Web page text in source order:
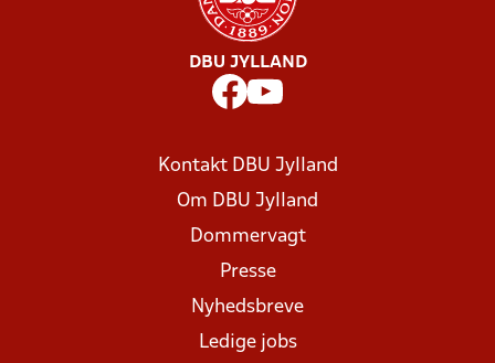
DBU JYLLAND
Kontakt DBU Jylland
Om DBU Jylland
Dommervagt
Presse
Nyhedsbreve
Ledige jobs